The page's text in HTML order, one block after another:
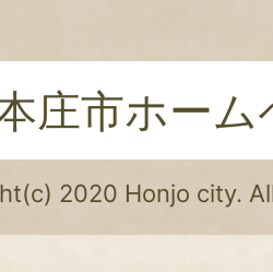
庄市ホー
2020 Honjo city.